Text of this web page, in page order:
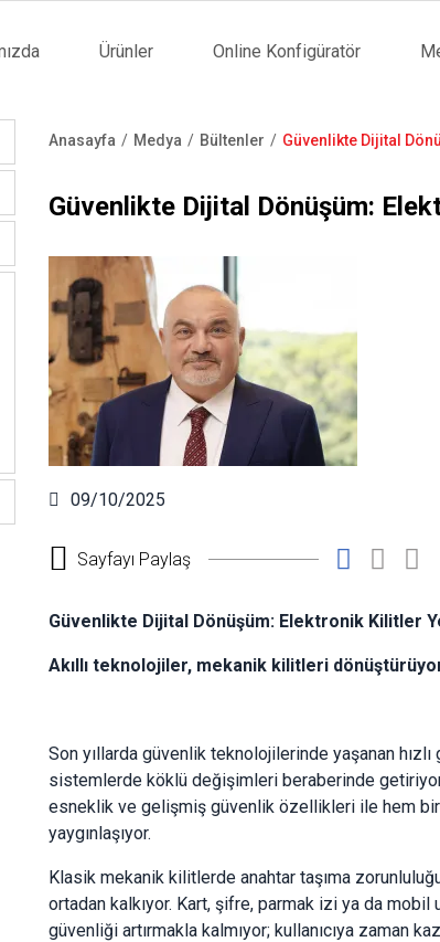
Ürünler Online Konfigüratör
yolu
Anasayfa Medya Bültenler Güvenlikte Dijital
Güvenlikte Dijital Dönüşüm:
09/10/2025
Sayfayı Paylaş
Güvenlikte Dijital Dönüşüm: Elektronik Kilitler
Akıllı teknolojiler, mekanik kilitleri
Son yıllarda güvenlik teknolojilerinde yaşanan hızlı
sistemlerde köklü değişimleri beraberinde
esneklik ve gelişmiş güvenlik özellikleri ile hem
yaygınlaşıyor.
Klasik mekanik kilitlerde anahtar taşıma
ortadan kalkıyor. Kart, şifre, parmak izi ya da
güvenliği artırmakla kalmıyor; kullanıcıya zaman